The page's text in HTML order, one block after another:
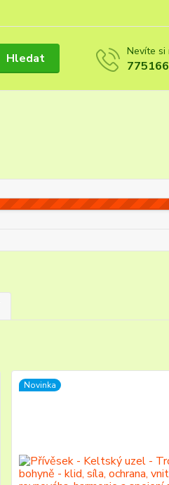
Hledat Nevíte si
Novinka